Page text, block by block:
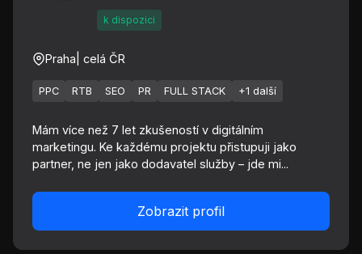
k dispozici
Praha | celá ČR
PPC RTB SEO PR FULL STACK +1 další
Mám více než 7 let zkušeností v digitálním
marketingu. Ke každému projektu přistupuji jako
partner, ne jen jako dodavatel služby – jde mi...
Zobrazit profil